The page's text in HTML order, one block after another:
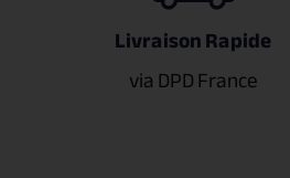
Livraison Rapide
via DPD France